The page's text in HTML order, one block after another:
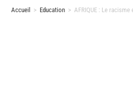
Accueil > Education > AFRIQUE : Le